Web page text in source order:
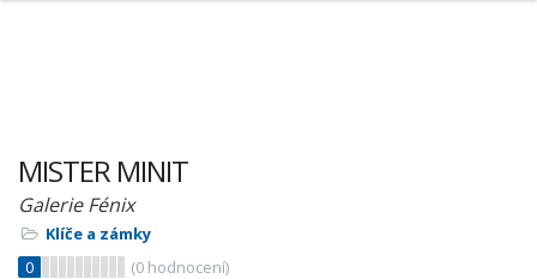
MISTER MINIT
Galerie Fénix
Klíče a zámky
0
(0 hodnocení)